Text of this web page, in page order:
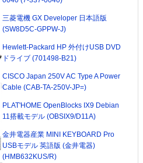
三菱電機 GX Developer 日本語版
(SW8D5C-GPPW-J)
Hewlett-Packard HP 外付けUSB DVD
ドライブ (701498-B21)
CISCO Japan 250V AC Type A Power
Cable (CAB-TA-250V-JP=)
PLAT'HOME OpenBlocks IX9 Debian
11搭載モデル (OBSIX9/D11A)
金井電器産業 MINI KEYBOARD Pro
USBモデル 英語版 (金井電器)
(HMB632KUS/R)